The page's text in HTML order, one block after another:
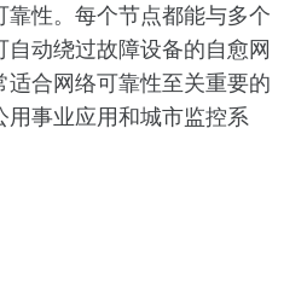
性。每个节点都能与多个
动绕过故障设备的自愈网
合网络可靠性至关重要的
用事业应用和城市监控系